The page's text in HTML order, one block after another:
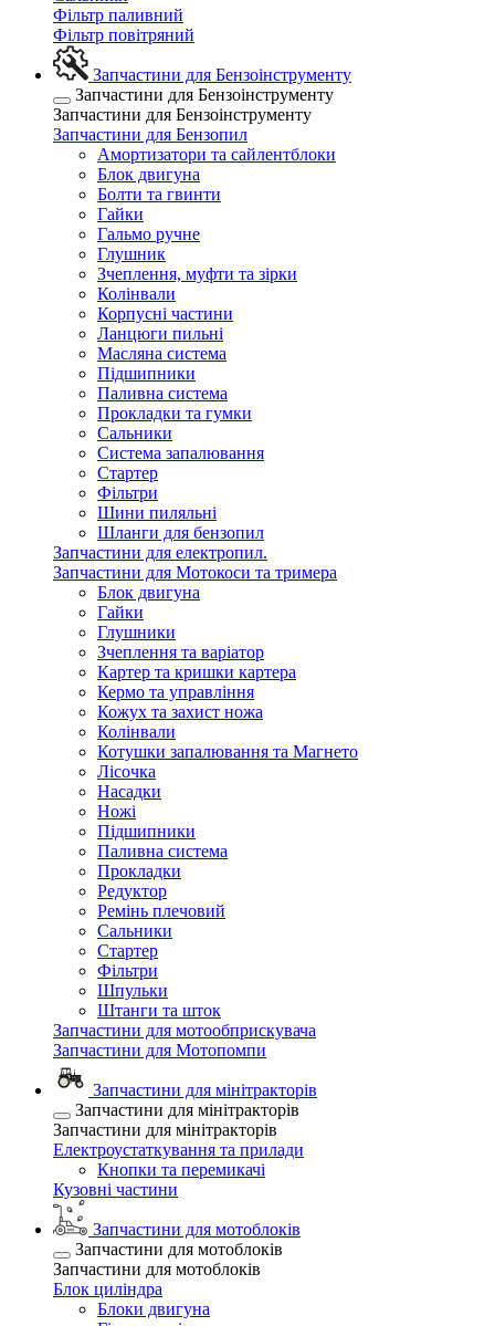
Фільтр паливний
Фільтр повітряний
Запчастини для Бензоінструменту
Запчастини для Бензоінструменту
Запчастини для Бензоінструменту
Запчастини для Бензопил
Амортизатори та сайлентблоки
Блок двигуна
Болти та гвинти
Гайки
Гальмо ручне
Глушник
Зчеплення, муфти та зірки
Колінвали
Корпусні частини
Ланцюги пильні
Масляна система
Підшипники
Паливна система
Прокладки та гумки
Сальники
Система запалювання
Стартер
Фільтри
Шини пиляльні
Шланги для бензопил
Запчастини для електропил.
Запчастини для Мотокоси та тримера
Блок двигуна
Гайки
Глушники
Зчеплення та варіатор
Картер та кришки картера
Кермо та управління
Кожух та захист ножа
Колінвали
Котушки запалювання та Магнето
Лісочка
Насадки
Ножі
Підшипники
Паливна система
Прокладки
Редуктор
Ремінь плечовий
Сальники
Стартер
Фільтри
Шпульки
Штанги та шток
Запчастини для мотообприскувача
Запчастини для Мотопомпи
Запчастини для мінітракторів
Запчастини для мінітракторів
Запчастини для мінітракторів
Електроустаткування та прилади
Кнопки та перемикачі
Кузовні частини
Запчастини для мотоблоків
Запчастини для мотоблоків
Запчастини для мотоблоків
Блок циліндра
Блоки двигуна